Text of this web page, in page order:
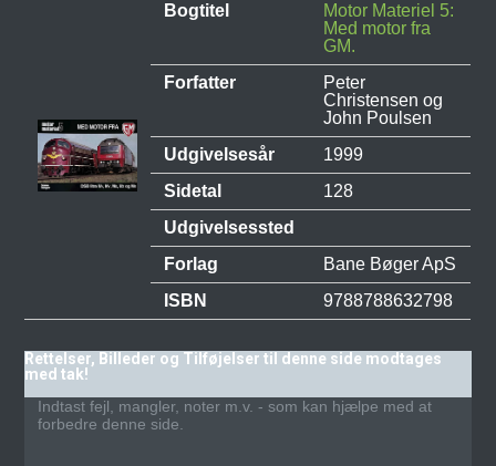
Bogtitel
Motor Materiel 5:
Med motor fra
GM.
Forfatter
Peter
Christensen og
John Poulsen
Udgivelsesår
1999
Sidetal
128
Udgivelsessted
Forlag
Bane Bøger ApS
ISBN
9788788632798
Rettelser, Billeder og Tilføjelser til denne side modtages
med tak!